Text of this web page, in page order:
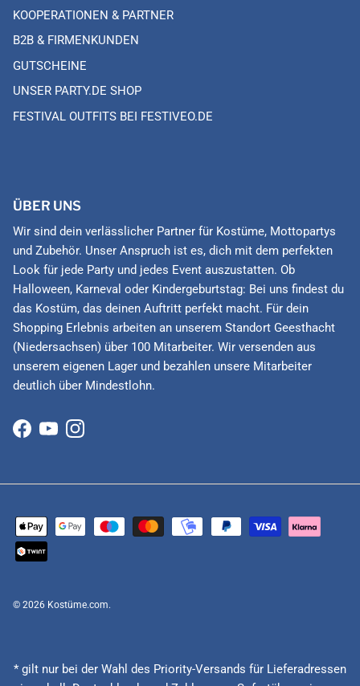
KOOPERATIONEN & PARTNER
B2B & FIRMENKUNDEN
GUTSCHEINE
UNSER PARTY.DE SHOP
FESTIVAL OUTFITS BEI FESTIVEO.DE
ÜBER UNS
Wir sind dein verlässlicher Partner für Kostüme, Mottopartys
und Zubehör. Unser Anspruch ist es, dich mit dem perfekten
Look für jede Party und jedes Event auszustatten. Ob
Halloween, Karneval oder Kindergeburtstag: Bei uns findest du
das Kostüm, das deinen Auftritt perfekt macht. Für dein
Shopping Erlebnis arbeiten an unserem Standort Geesthacht
(Niedersachsen) über 100 Mitarbeiter. Wir versenden aus
unserem eigenen Lager und bezahlen unsere Mitarbeiter
deutlich über Mindestlohn.
Facebook
YouTubeInstagram
© 2026 Kostüme.com.
* gilt nur bei der Wahl des Priority-Versands für Lieferadressen